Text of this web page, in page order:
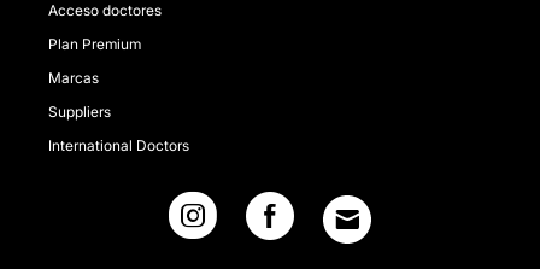
Acceso doctores
Plan Premium
Marcas
Suppliers
International Doctors